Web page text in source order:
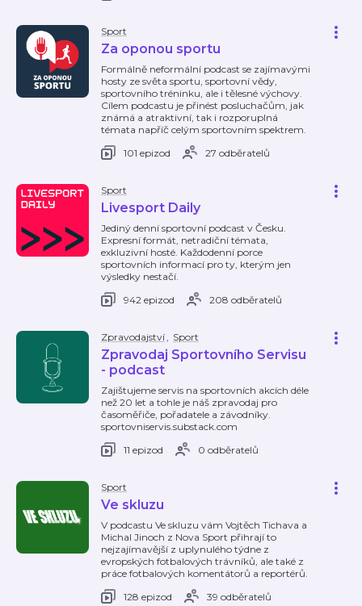
Sport
Za oponou sportu
Formálně neformální podcast se zajímavými
hosty ze světa sportu, sportovní vědy,
sportovního tréninku, ale i tělesné výchovy.
Cílem podcastu je přinést posluchačům, jak
známá a atraktivní, tak i rozporuplná
témata napříč celým sportovním spektrem.
101 epizod
27 odběratelů
Sport
Livesport Daily
Jediný denní sportovní podcast v Česku.
Expresní formát, netradiční témata,
exkluzivní hosté. Každodenní porce
sportovních informací pro ty, kterým jen
výsledky nestačí.
942 epizod
208 odběratelů
Zpravodajství, Sport
Zpravodaj Sportovního Servisu
- podcast
Zajištujeme servis na sportovních akcích déle
než 20 let a tohle je náš zpravodaj pro
časoměřiče, pořadatele a závodníky.
sportovniservis.substack.com
11 epizod
0 odběratelů
Sport
Ve skluzu
V podcastu Ve skluzu vám Vojtěch Tichava a
Michal Jinoch z Nova Sport přihrají to
nejzajímavější z uplynulého týdne z
evropských fotbalových trávníků, ale také z
práce fotbalových komentátorů a reportérů.
128 epizod
39 odběratelů